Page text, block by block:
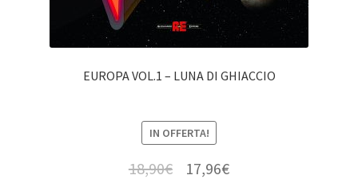
EUROPA VOL.1 – LUNA DI GHIACCIO
IN OFFERTA!
18,90€ 17,96€